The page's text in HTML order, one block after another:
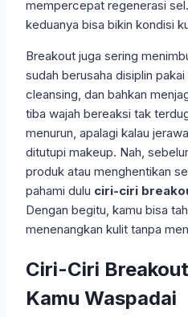
mempercepat regenerasi
keduanya bisa bikin kondisi
Breakout juga sering
sudah berusaha disiplin
cleansing, dan bahkan
tiba wajah bereaksi tak
menurun, apalagi kalau
ditutupi makeup. Nah,
produk atau menghentikan
pahami dulu ciri-ciri
Dengan begitu, kamu bisa
menenangkan kulit tanpa
Ciri-Ciri
Kamu Waspadai